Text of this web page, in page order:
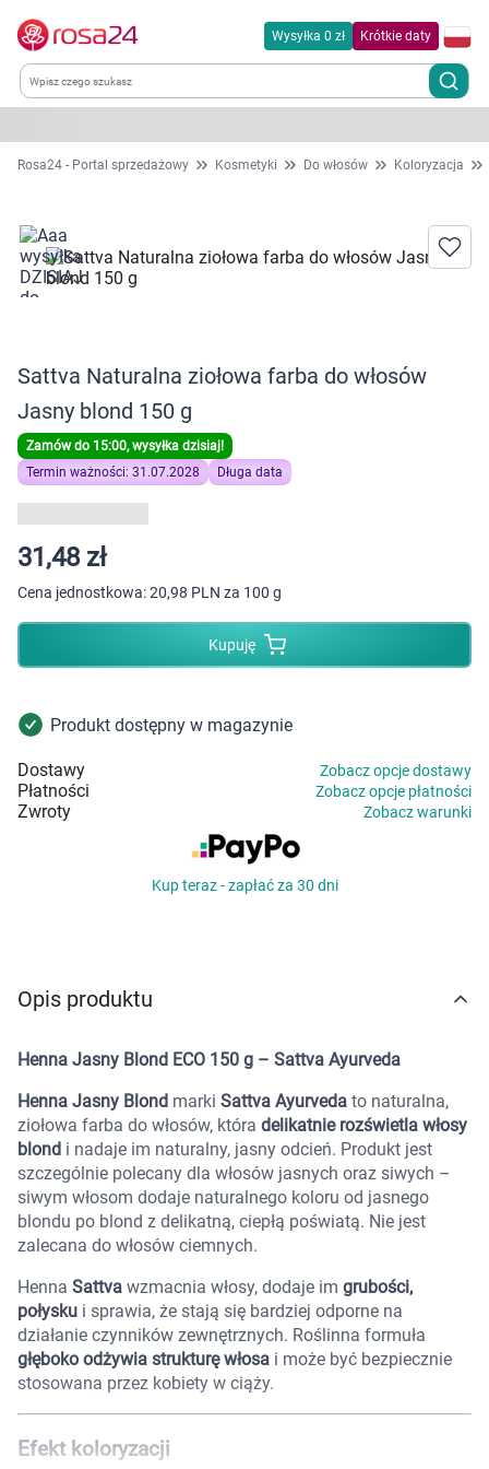
Korzystamy z plików cookies w celu
Wysyłka 0 zł Krótkie daty
Kategorie
Dla zwierząt
Zdrowie
Kobieta w ciąży i mama
Dziecko
Higiena
Kosmetyki
Mężczyzna
Zdrowy styl życia
Zabawki
Marki
Rosa24 - Portal sprzedażowy Kosmetyki Do włosów Koloryzacja
Sattva Naturalna ziołowa farba do włosów
Jasny blond 150 g
Zamów do 15:00, wysyłka dzisiaj!
Termin ważności: 31.07.2028
Długa data
31,48 zł
Cena jednostkowa:20,98 PLN za 100 g
Kupuję
Produkt dostępny w magazynie
Dostawy Zobacz opcje dostawy
Płatności Zobacz opcje płatności
Zwroty Zobacz warunki
Kup teraz - zapłać za 30 dni
Opis produktu
Henna Jasny Blond ECO 150 g – Sattva Ayurveda
Henna Jasny Blond marki Sattva Ayurveda to naturalna,
ziołowa farba do włosów, która delikatnie rozświetla włosy
blond i nadaje im naturalny, jasny odcień. Produkt jest
szczególnie polecany dla włosów jasnych oraz siwych –
siwym włosom dodaje naturalnego koloru od jasnego
blondu po blond z delikatną, ciepłą poświatą. Nie jest
zalecana do włosów ciemnych.
Henna Sattva wzmacnia włosy, dodaje im grubości,
połysku i sprawia, że stają się bardziej odporne na
działanie czynników zewnętrznych. Roślinna formuła
głęboko odżywia strukturę włosa i może być bezpiecznie
stosowana przez kobiety w ciąży.
Efekt koloryzacji